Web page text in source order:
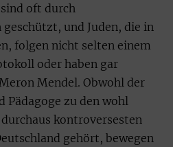
oft durch
und Juden, die in
folgen nicht selten einem
oder haben gar
Mendel. Obwohl der
zu den wohl
kontroversesten
gehört, bewegen